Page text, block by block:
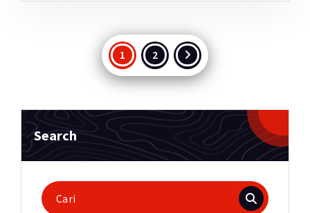
Paginasi
pos
1 2
Search
Pencarian
untuk: